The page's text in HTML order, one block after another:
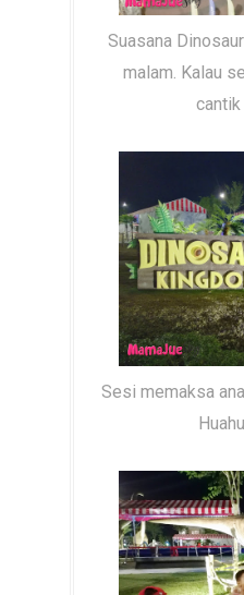
Suasana
malam. Kalau
cantik
Sesi memaksa